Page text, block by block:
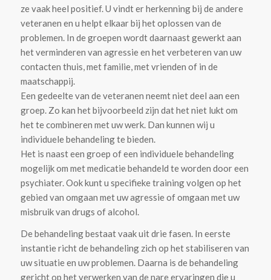
ze vaak heel positief. U vindt er herkenning bij de andere
veteranen en u helpt elkaar bij het oplossen van de
problemen. In de groepen wordt daarnaast gewerkt aan
het verminderen van agressie en het verbeteren van uw
contacten thuis, met familie, met vrienden of in de
maatschappij.
Een gedeelte van de veteranen neemt niet deel aan een
groep. Zo kan het bijvoorbeeld zijn dat het niet lukt om
het te combineren met uw werk. Dan kunnen wij u
individuele behandeling te bieden.
Het is naast een groep of een individuele behandeling
mogelijk om met medicatie behandeld te worden door een
psychiater. Ook kunt u specifieke training volgen op het
gebied van omgaan met uw agressie of omgaan met uw
misbruik van drugs of alcohol.
De behandeling bestaat vaak uit drie fasen. In eerste
instantie richt de behandeling zich op het stabiliseren van
uw situatie en uw problemen. Daarna is de behandeling
gericht op het verwerken van de nare ervaringen die u